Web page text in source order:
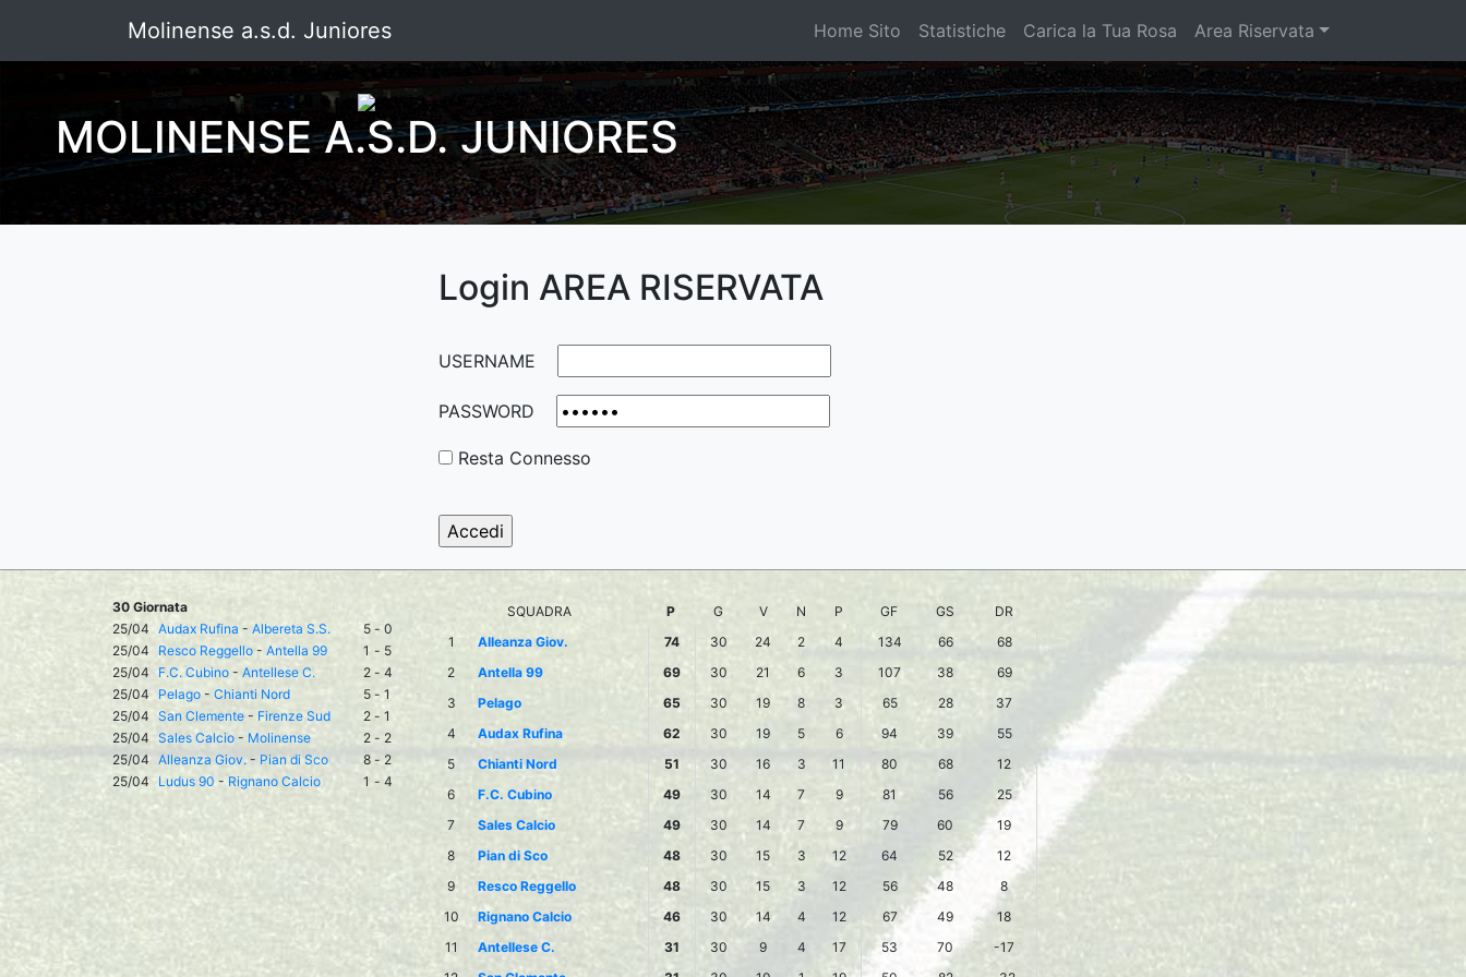
Molinense a.s.d. Juniores Home Sito Statistiche Carica la Tua Rosa Area Riservata
MOLINENSE A.S.D. JUNIORES
Login AREA RISERVATA
USERNAME
PASSWORD
Resta Connesso
30 Giornata
25/04 Audax Rufina - Albereta S.S. 5 - 0
25/04
Resco Reggello - Antella 99 1 - 5
25/04
F.C. Cubino - Antellese C. 2 - 4
25/04
Pelago - Chianti Nord 5 - 1
25/04 San Clemente - Firenze Sud 2 - 1
25/04 Sales Calcio - Molinense 2 - 2
25/04 Alleanza Giov.- Pian di Sco 8 - 2
25/04
Ludus 90 - Rignano Calcio 1 - 4
SQUADRA P G V N P GF GS
DR
1
Alleanza Giov. 74 30 24 2 4 134 66
68
2
Antella 99 69 30 21 6 3 107 38
69
3
Pelago 65 30 19 8 3 65 28
37
4
Audax Rufina 62 30 19 5 6 94 39
55
5
Chianti Nord 51 30 16 3 11 80 68
12
6
F.C. Cubino 49 30 14 7 9 81 56
25
7
Sales Calcio 49 30 14 7 9 79 60
19
8
Pian di Sco 48 30 15 3 12 64 52
12
9
Resco Reggello 48 30 15 3 12 56 48
8
10
Rignano Calcio 46 30 14 4 12 67 49
18
11
Antellese C. 31 30 9 4 17 53 70
-17